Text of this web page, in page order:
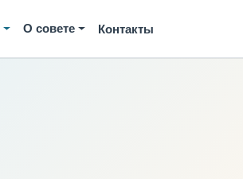
О совете Контакты